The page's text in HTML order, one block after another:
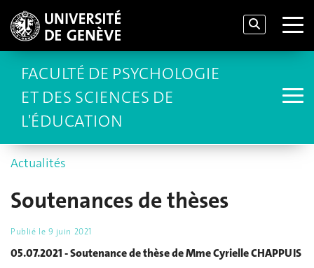
FACULTÉ DE PSYCHOLOGIE
ET DES SCIENCES DE
L'ÉDUCATION
Actualités
Soutenances de thèses
Publié le 9 juin 2021
05.07.2021 - Soutenance de thèse de Mme Cyrielle CHAPPUIS